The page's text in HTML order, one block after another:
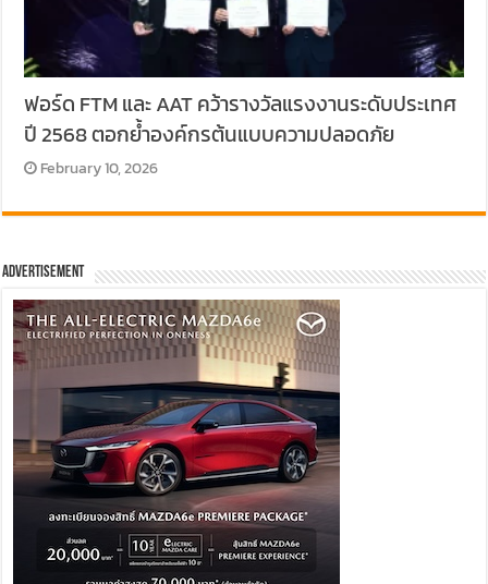
ฟอร์ด FTM และ AAT คว้ารางวัลแรงงานระดับประเทศ
ปี 2568 ตอกย้ำองค์กรต้นแบบความปลอดภัย
February 10, 2026
Advertisement